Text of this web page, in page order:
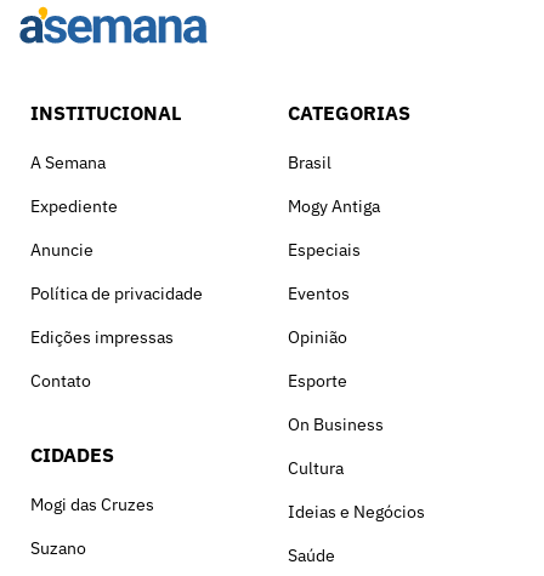
INSTITUCIONAL
A Semana
Expediente
Anuncie
Política de privacidade
Edições impressas
Contato
CIDADES
Mogi das Cruzes
Suzano
CATEGORIAS
Brasil
Mogy Antiga
Especiais
Eventos
Opinião
Esporte
On Business
Cultura
Ideias e Negócios
Saúde